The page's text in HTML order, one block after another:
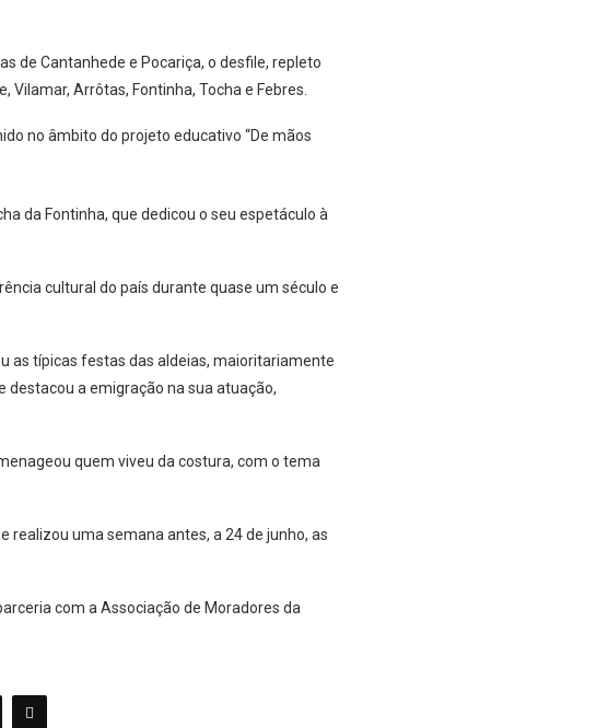
de Cantanhede e Pocariça, o desfile, repleto
Arrôtas, Fontinha, Tocha e Febres.
no âmbito do projeto educativo “De mãos
da Fontinha, que dedicou o seu espetáculo à
cultural do país durante quase um século e
as típicas festas das aldeias, maioritariamente
a emigração na sua atuação,
quem viveu da costura, com o tema
realizou uma semana antes, a 24 de junho, as
com a Associação de Moradores da